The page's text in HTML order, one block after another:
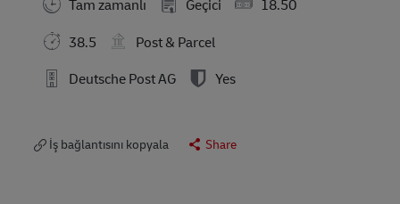
Tam zamanlı
Geçici
18.50
38.5
Post & Parcel
Deutsche Post AG
Yes
İş bağlantısını kopyala Share